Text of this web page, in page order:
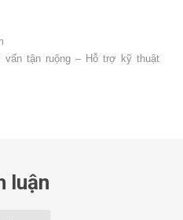
tận ruộng – Hỗ trợ kỹ thuật
luận